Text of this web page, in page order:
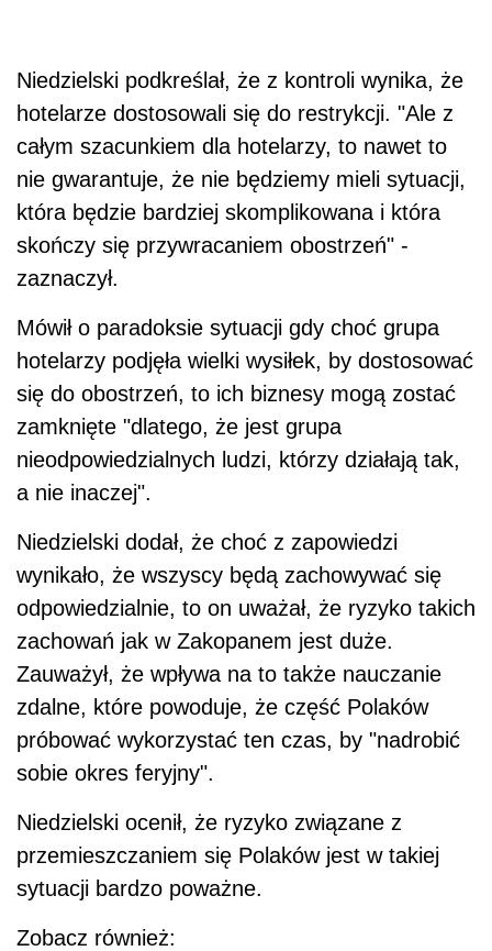
Niedzielski podkreślał, że z kontroli wynika, że
hotelarze dostosowali się do restrykcji. "Ale z
całym szacunkiem dla hotelarzy, to nawet to
nie gwarantuje, że nie będziemy mieli sytuacji,
która będzie bardziej skomplikowana i która
skończy się przywracaniem obostrzeń" -
zaznaczył.
Mówił o paradoksie sytuacji gdy choć grupa
hotelarzy podjęła wielki wysiłek, by dostosować
się do obostrzeń, to ich biznesy mogą zostać
zamknięte "dlatego, że jest grupa
nieodpowiedzialnych ludzi, którzy działają tak,
a nie inaczej".
Niedzielski dodał, że choć z zapowiedzi
wynikało, że wszyscy będą zachowywać się
odpowiedzialnie, to on uważał, że ryzyko takich
zachowań jak w Zakopanem jest duże.
Zauważył, że wpływa na to także nauczanie
zdalne, które powoduje, że część Polaków
próbować wykorzystać ten czas, by "nadrobić
sobie okres feryjny".
Niedzielski ocenił, że ryzyko związane z
przemieszczaniem się Polaków jest w takiej
sytuacji bardzo poważne.
Zobacz również: